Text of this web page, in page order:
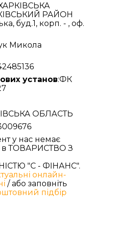
РАЙОН
буд.1, корп. - , оф.
Микола
установ:ФК
ОБЛАСТЬ
у нас немає
в ТОВАРИСТВО З
"С - ФІНАНС".
онлайн-
/ або заповніть
підбір